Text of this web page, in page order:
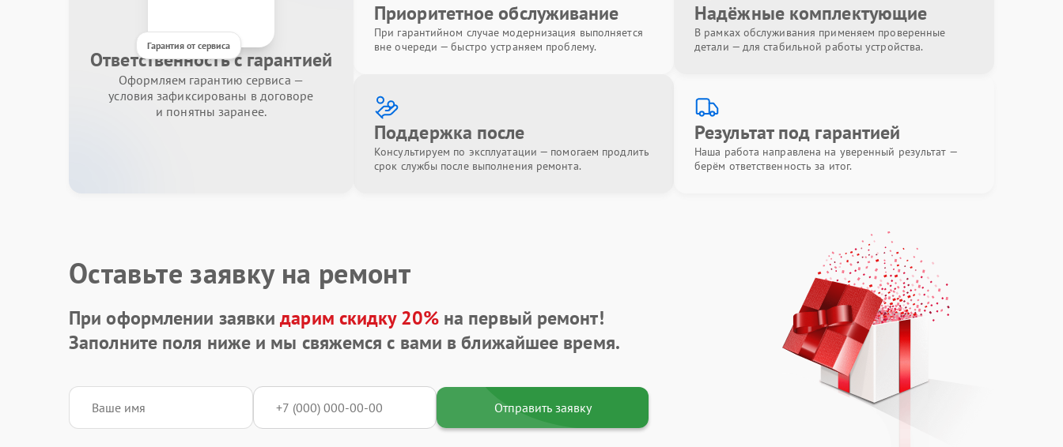
Гарантия от сервиса
Ответственность с гарантией
Оформляем гарантию сервиса —
условия зафиксированы в договоре
и понятны заранее.
Приоритетное обслуживание
При гарантийном случае модернизация выполняется
вне очереди — быстро устраняем проблему.
Надёжные комплектующие
В рамках обслуживания применяем проверенные
детали — для стабильной работы устройства.
Поддержка после
Консультируем по эксплуатации — помогаем продлить
срок службы после выполнения ремонта.
Результат под гарантией
Наша работа направлена на уверенный результат —
берём ответственность за итог.
Оставьте заявку на ремонт
При оформлении заявкидарим скидку 20%на первый ремонт!
Заполните поля ниже и мы свяжемся с вами в ближайшее время.
Отправить заявку